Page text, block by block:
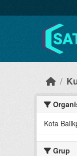
Kota
Grup